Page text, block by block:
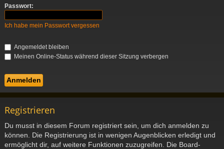
Passwort:
Ich habe mein Passwort vergessen
Angemeldet bleiben
Meinen Online-Status während dieser Sitzung verbergen
Registrieren
Du musst in diesem Forum registriert sein, um dich anmelden zu
können. Die Registrierung ist in wenigen Augenblicken erledigt und
ermöglicht dir, auf weitere Funktionen zuzugreifen. Die Board-